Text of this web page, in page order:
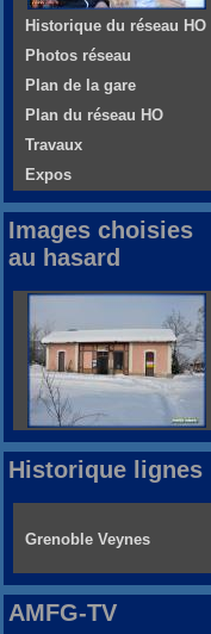
Historique du réseau HO
Photos réseau
Plan de la gare
Plan du réseau HO
Travaux
Expos
Images choisies
au hasard
Historique lignes
Grenoble Veynes
AMFG-TV